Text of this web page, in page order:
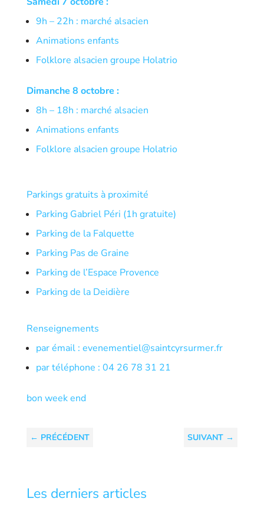
9h – 22h : marché alsacien
Animations enfants
Folklore alsacien groupe Holatrio
Dimanche 8 octobre :
8h – 18h : marché alsacien
Animations enfants
Folklore alsacien groupe Holatrio
Parkings gratuits à proximité
Parking Gabriel Péri (1h gratuite)
Parking de la Falquette
Parking Pas de Graine
Parking de l’Espace Provence
Parking de la Deidière
Renseignements
par émail : evenementiel@saintcyrsurmer.fr
par téléphone : 04 26 78 31 21
bon week end
← PRÉCÉDENT SUIVANT →
Les derniers articles